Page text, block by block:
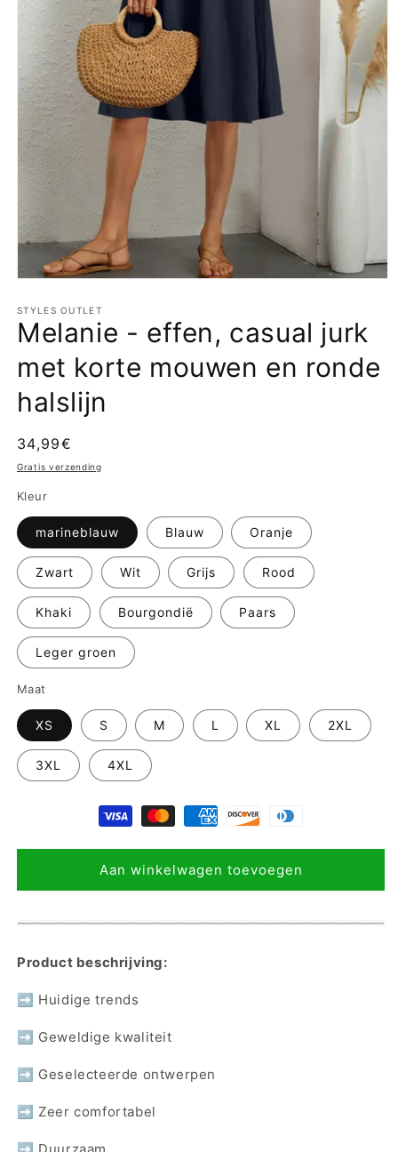
openen
in
modaal
STYLES OUTLET
Melanie - effen, casual jurk
met korte mouwen en ronde
halslijn
Normale
prijs
34,99€
Gratis verzending
Kleur
marineblauw Blauw Oranje
Zwart Wit Grijs Rood
Khaki Bourgondië Paars
Leger groen
Maat
XS S M L XL 2XL
3XL 4XL
Aan winkelwagen toevoegen
Product beschrijving:
➡ Huidige trends
➡ Geweldige kwaliteit
➡ Geselecteerde ontwerpen
➡ Zeer comfortabel